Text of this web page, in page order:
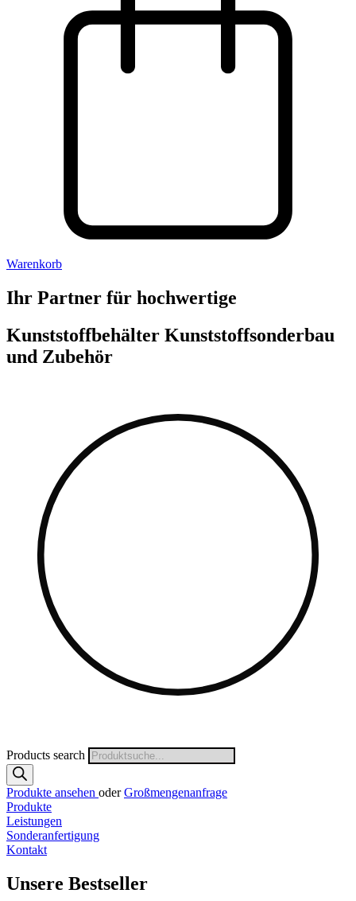
Warenkorb
Ihr Partner für hochwertige
Kunststoffbehälter Kunststoffsonderbau
und Zubehör
Products search
Produkte ansehen oder Großmengenanfrage
Produkte
Leistungen
Sonderanfertigung
Kontakt
Unsere Bestseller